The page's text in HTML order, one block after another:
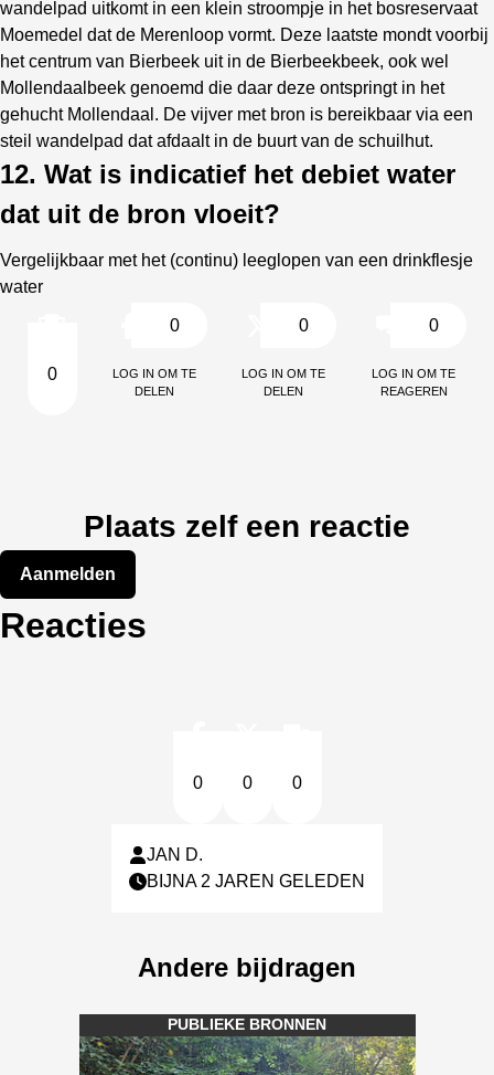
wandelpad uitkomt in een klein stroompje in het bosreservaat
Moemedel dat de Merenloop vormt. Deze laatste mondt voorbij
het centrum van Bierbeek uit in de Bierbeekbeek, ook wel
Mollendaalbeek genoemd die daar deze ontspringt in het
gehucht Mollendaal. De vijver met bron is bereikbaar via een
steil wandelpad dat afdaalt in de buurt van de schuilhut.
12. Wat is indicatief het debiet water
dat uit de bron vloeit?
Vergelijkbaar met het (continu) leeglopen van een drinkflesje
water
0
0
Log in om te
delen
0
Log in om te
delen
0
Log in om te
reageren
Plaats zelf een reactie
Aanmelden
Reacties
0 0 0
JAN D.
BIJNA 2 JAREN GELEDEN
Andere bijdragen
PUBLIEKE BRONNEN